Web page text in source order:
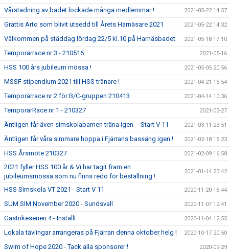
Vårstädning av badet lockade många medlemmar ! 2021-05-22 14:57
Grattis Arto som blivit utsedd till Årets Harnäsare 2021 2021-05-22 14:32
Välkommen på städdag lördag 22/5 kl.10 på Harnäsbadet 2021-05-18 17:10
Temporärrace nr 3 - 210516 2021-05-16
HSS 100 års jubileum mössa ! 2021-05-05 20:56
MSSF stipendium 2021 till HSS tränare ! 2021-04-21 15:54
Temporärrace nr 2 för B/C-gruppen 210413 2021-04-14 10:36
TemporärRace nr 1 - 210327 2021-03-27
Äntligen får även simskolabarnen träna igen -- Start V 11 2021-03-11 23:51
Äntligen får våra simmare hoppa i Fjärrans bassäng igen ! 2021-02-18 15:23
HSS Årsmöte 210327 2021-02-09 16:58
2021 fyller HSS 100 år & Vi har tagit fram en
jubileumsmössa som nu finns redo för beställning !
2021-01-14 23:42
HSS Simskola VT 2021 - Start V 11 2020-11-20 16:44
SUM SIM November 2020 - Sundsvall 2020-11-07 12:41
Gästrikeserien 4 - Inställt 2020-11-04 12:55
Lokala tävlingar arrangeras på Fjärran denna oktober helg ! 2020-10-17 20:50
Swim of Hope 2020 - Tack alla sponsorer ! 2020-09-29